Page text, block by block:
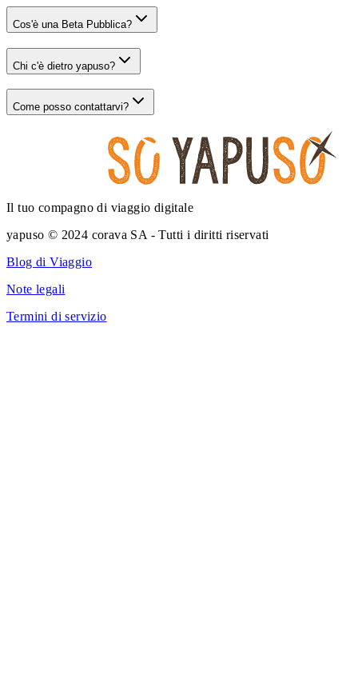
Cos'è una Beta Pubblica?
Chi c'è dietro yapuso?
Come posso contattarvi?
Il tuo compagno di viaggio digitale
yapuso © 2024 corava SA - Tutti i diritti riservati
Blog di Viaggio
Note legali
Termini di servizio